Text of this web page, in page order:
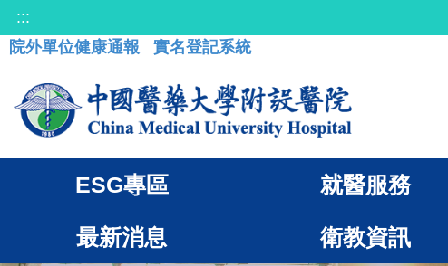
:::
院外單位健康通報
實名登記系統
ESG專區 就醫服務
最新消息 衛教資訊